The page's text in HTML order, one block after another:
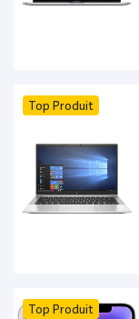
Top Produit
Top Produit